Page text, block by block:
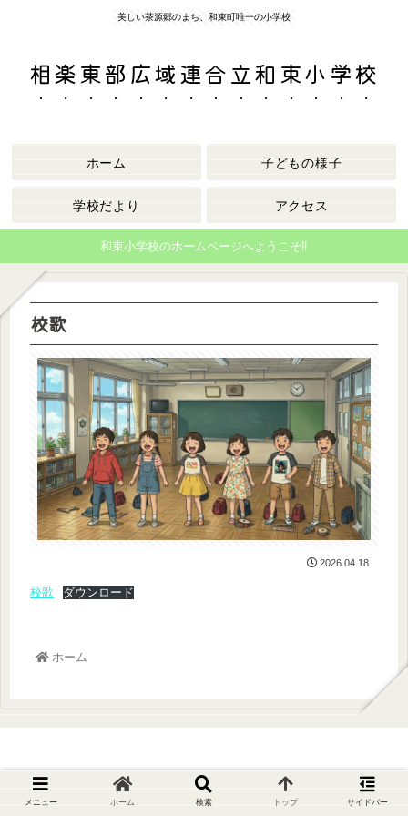
美しい茶源郷のまち、和束町唯一の小学校
相楽東部広域連合立和束小学校
ホーム 子どもの様子
学校だより アクセス
和束小学校のホームページへようこそ‼
校歌
2026.04.18
校歌 ダウンロード
ホーム
相楽東部広域連合立和束小学校
メニュー ホーム 検索 トップ サイドバー